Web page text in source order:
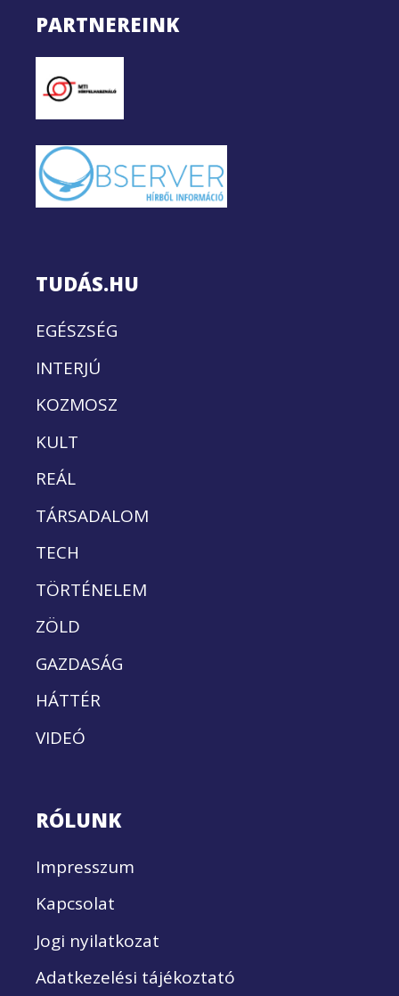
PARTNEREINK
TUDÁS.HU
EGÉSZSÉG
INTERJÚ
KOZMOSZ
KULT
REÁL
TÁRSADALOM
TECH
TÖRTÉNELEM
ZÖLD
GAZDASÁG
HÁTTÉR
VIDEÓ
RÓLUNK
Impresszum
Kapcsolat
Jogi nyilatkozat
Adatkezelési tájékoztató